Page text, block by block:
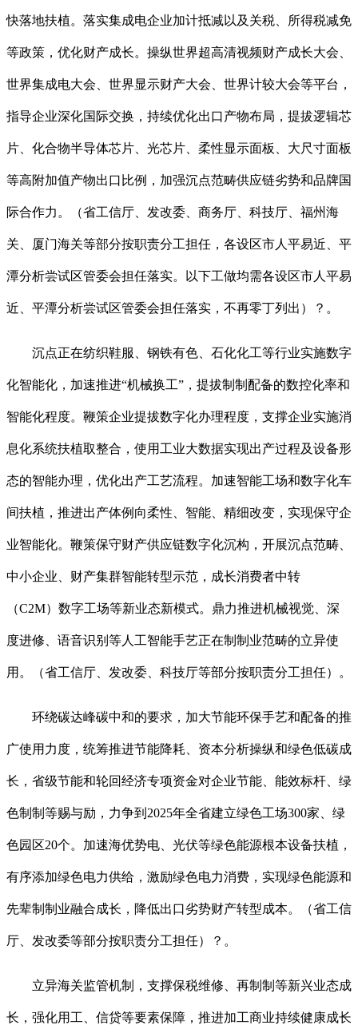
快落地扶植。落实集成电企业加计抵减以及关税、所得税减免
等政策，优化财产成长。操纵世界超高清视频财产成长大会、
世界集成电大会、世界显示财产大会、世界计较大会等平台，
指导企业深化国际交换，持续优化出口产物布局，提拔逻辑芯
片、化合物半导体芯片、光芯片、柔性显示面板、大尺寸面板
等高附加值产物出口比例，加强沉点范畴供应链劣势和品牌国
际合作力。（省工信厅、发改委、商务厅、科技厅、福州海
关、厦门海关等部分按职责分工担任，各设区市人平易近、平
潭分析尝试区管委会担任落实。以下工做均需各设区市人平易
近、平潭分析尝试区管委会担任落实，不再零丁列出）？。
沉点正在纺织鞋服、钢铁有色、石化化工等行业实施数字
化智能化，加速推进“机械换工”，提拔制制配备的数控化率和
智能化程度。鞭策企业提拔数字化办理程度，支撑企业实施消
息化系统扶植取整合，使用工业大数据实现出产过程及设备形
态的智能办理，优化出产工艺流程。加速智能工场和数字化车
间扶植，推进出产体例向柔性、智能、精细改变，实现保守企
业智能化。鞭策保守财产供应链数字化沉构，开展沉点范畴、
中小企业、财产集群智能转型示范，成长消费者中转
（C2M）数字工场等新业态新模式。鼎力推进机械视觉、深
度进修、语音识别等人工智能手艺正在制制业范畴的立异使
用。（省工信厅、发改委、科技厅等部分按职责分工担任）。
环绕碳达峰碳中和的要求，加大节能环保手艺和配备的推
广使用力度，统筹推进节能降耗、资本分析操纵和绿色低碳成
长，省级节能和轮回经济专项资金对企业节能、能效标杆、绿
色制制等赐与励，力争到2025年全省建立绿色工场300家、绿
色园区20个。加速海优势电、光伏等绿色能源根本设备扶植，
有序添加绿色电力供给，激励绿色电力消费，实现绿色能源和
先辈制制业融合成长，降低出口劣势财产转型成本。（省工信
厅、发改委等部分按职责分工担任）？。
立异海关监管机制，支撑保税维修、再制制等新兴业态成
长，强化用工、信贷等要素保障，推进加工商业持续健康成长